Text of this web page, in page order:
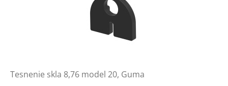
Tesnenie skla 8,76 model 20, Guma